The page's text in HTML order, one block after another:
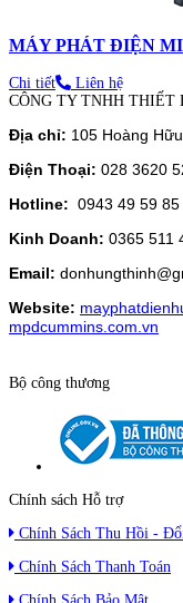
MÁY PHÁT ĐIỆN
Chi tiết
Liên hệ
CÔNG TY TNHH
Địa chỉ: 105 Hoàng
Điện Thoại: 028 3620
Hotline: 0943 49 59
Kinh Doanh: 0365 511
Email:
Website:
mpdcummins.com.vn
Bộ công thương
Chính sách Hỗ trợ
Chính Sách Thu Hồi -
Chính Sách Thanh Toán